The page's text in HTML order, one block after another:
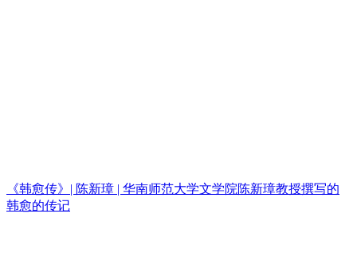
《韩愈传》| 陈新璋 | 华南师范大学文学院陈新璋教授撰写的
韩愈的传记